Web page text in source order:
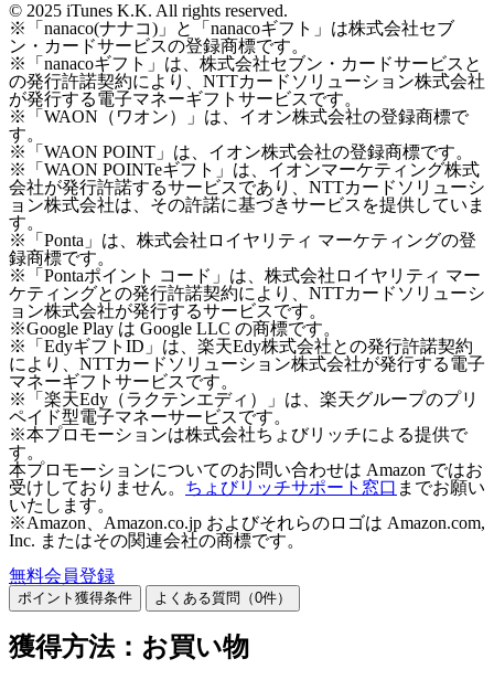
© 2025 iTunes K.K. All rights reserved.
※「nanaco(ナナコ)」と「nanacoギフト」は株式会社セブ
ン・カードサービスの登録商標です。
※「nanacoギフト」は、株式会社セブン・カードサービスと
の発行許諾契約により、NTTカードソリューション株式会社
が発行する電子マネーギフトサービスです。
※「WAON（ワオン）」は、イオン株式会社の登録商標で
す。
※「WAON POINT」は、イオン株式会社の登録商標です。
※「WAON POINTeギフト」は、イオンマーケティング株式
会社が発行許諾するサービスであり、NTTカードソリューシ
ョン株式会社は、その許諾に基づきサービスを提供していま
す。
※「Ponta」は、株式会社ロイヤリティ マーケティングの登
録商標です。
※「Pontaポイント コード」は、株式会社ロイヤリティ マー
ケティングとの発行許諾契約により、NTTカードソリューシ
ョン株式会社が発行するサービスです。
※Google Play は Google LLC の商標です。
※「EdyギフトID」は、楽天Edy株式会社との発行許諾契約
により、NTTカードソリューション株式会社が発行する電子
マネーギフトサービスです。
※「楽天Edy（ラクテンエディ）」は、楽天グループのプリ
ペイド型電子マネーサービスです。
※本プロモーションは株式会社ちょびリッチによる提供で
す。
本プロモーションについてのお問い合わせは Amazon ではお
受けしておりません。 ちょびリッチサポート窓口 までお願い
いたします。
※Amazon、Amazon.co.jp およびそれらのロゴは Amazon.com,
Inc. またはその関連会社の商標です。
無料会員登録
ポイント獲得条件 よくある質問（0件）
獲得方法：お買い物